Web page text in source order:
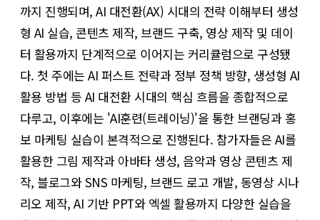
까지 진행되며, AI 대전환(AX) 시대의 전략 이해부터 생성
형 AI 실습, 콘텐츠 제작, 브랜드 구축, 영상 제작 및 데이
터 활용까지 단계적으로 이어지는 커리큘럼으로 구성됐
다. 첫 주에는 AI 퍼스트 전략과 정부 정책 방향, 생성형 AI
활용 방법 등 AI 대전환 시대의 핵심 흐름을 종합적으로
다루고, 이후에는 'AI훈련(트레이닝)'을 통한 브랜딩과 홍
보 마케팅 실습이 본격적으로 진행된다. 참가자들은 AI를
활용한 그림 제작과 아바타 생성, 음악과 영상 콘텐츠 제
작, 블로그와 SNS 마케팅, 브랜드 로고 개발, 동영상 시나
리오 제작, AI 기반 PPT와 엑셀 활용까지 다양한 실습을